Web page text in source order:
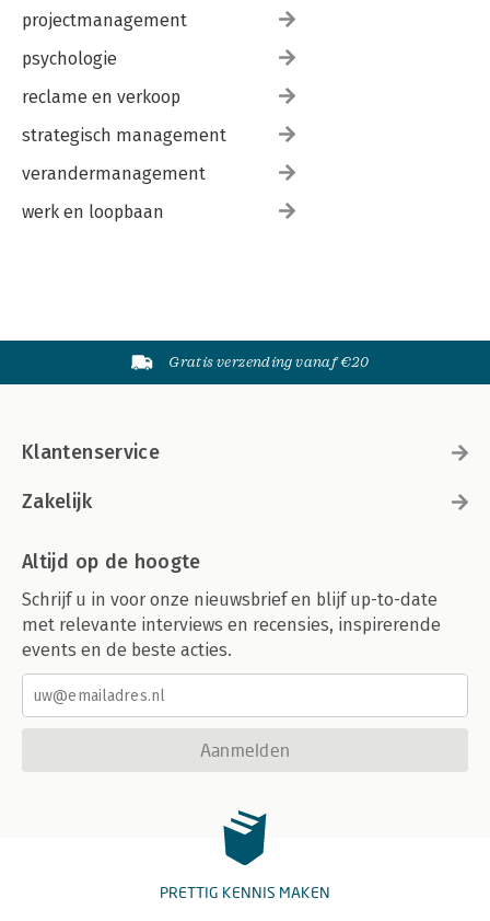
projectmanagement
psychologie
reclame en verkoop
strategisch management
verandermanagement
werk en loopbaan
Gratis verzending vanaf €20
Klantenservice
Zakelijk
Altijd op de hoogte
Schrijf u in voor onze nieuwsbrief en blijf up-to-date
met relevante interviews en recensies, inspirerende
events en de beste acties.
Aanmelden
PRETTIG KENNIS MAKEN